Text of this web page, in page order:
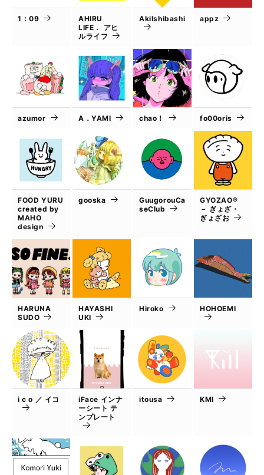
1：09
AHIRU
LIFE． アヒ
ルライフ
AkiIshibashi appz
azumor A．YAMI chao！ fo00oris
FOOD YURU
created by
MAHO
design
gooska
GuugorouCa
seClub
GYOZAO®
－ ぎょざ・
ぎょざお
HARUNA
SUDO
HAYASHI
UKI
Hiroko HOHOEMI
i c o ／ イコ
iFace インナ
ーシート テ
ンプレート
itousa KMI